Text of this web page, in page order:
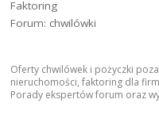
Faktoring
Forum: chwilówki
Oferty chwilówek i pożyczki
nieruchomości, faktoring dla
Porady ekspertów forum oraz